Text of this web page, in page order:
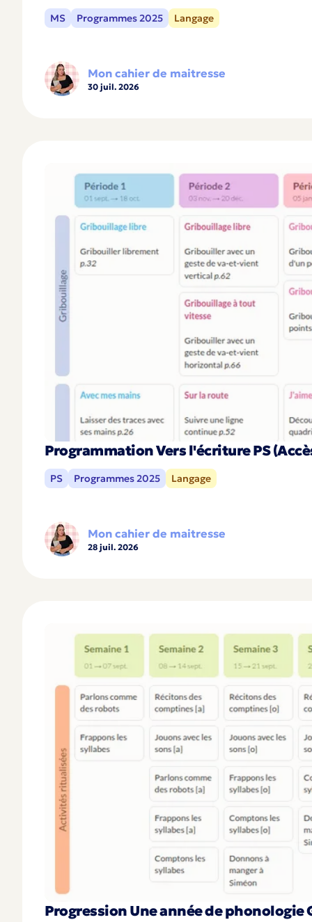
MS Programmes 2025 Langage
Mon cahier de maitresse
30 juil. 2026
Programmation Vers l'écriture PS
PS Programmes 2025 Langage
Mon cahier de maitresse
28 juil. 2026
Progression Une année de phonologie